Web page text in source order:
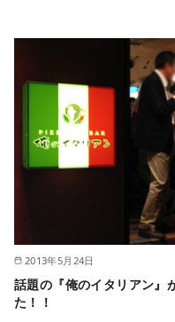
2013年5月24日
話題の『俺のイタリアン』
た！！